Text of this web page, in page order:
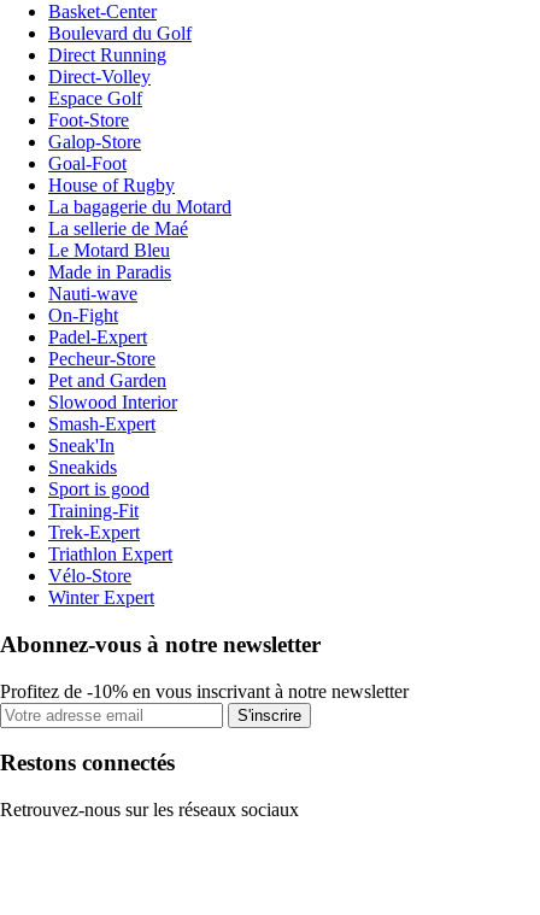
Basket-Center
Boulevard du Golf
Direct Running
Direct-Volley
Espace Golf
Foot-Store
Galop-Store
Goal-Foot
House of Rugby
La bagagerie du Motard
La sellerie de Maé
Le Motard Bleu
Made in Paradis
Nauti-wave
On-Fight
Padel-Expert
Pecheur-Store
Pet and Garden
Slowood Interior
Smash-Expert
Sneak'In
Sneakids
Sport is good
Training-Fit
Trek-Expert
Triathlon Expert
Vélo-Store
Winter Expert
Abonnez-vous à notre newsletter
Profitez de -10% en vous inscrivant à notre newsletter
S'inscrire
Restons connectés
Retrouvez-nous sur les réseaux sociaux